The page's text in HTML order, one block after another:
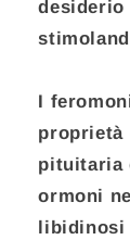
I
proprietà
pituitaria
ormoni